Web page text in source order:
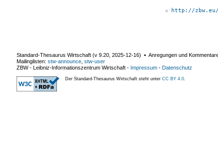
http://
Standard-Thesaurus Wirtschaft (v 9.20 2025-12-16) ▪ Anregungen und
Mailinglisten: stw-announce stw-user
ZBW - Leibniz-Informationszentrum Wirtschaft - Impressum - Datenschutz
Der Standard-Thesaurus Wirtschaft steht unter CC BY 4.0